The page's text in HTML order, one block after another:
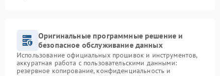
Оригинальные программные решение и
безопасное обслуживание данных
Использование официальных прошивок и инструментов,
аккуратная работа с пользовательскими данными:
резервное копирование, конфиденциальность и